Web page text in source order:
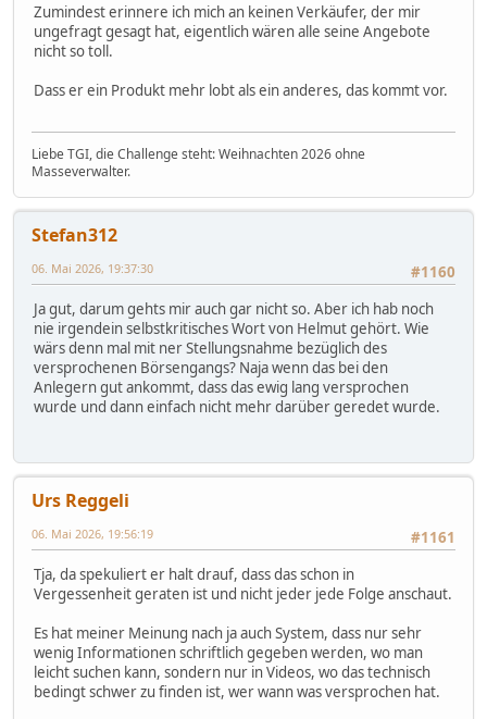
Zumindest erinnere ich mich an keinen Verkäufer, der mir
ungefragt gesagt hat, eigentlich wären alle seine Angebote
nicht so toll.
Dass er ein Produkt mehr lobt als ein anderes, das kommt vor.
Liebe TGI, die Challenge steht: Weihnachten 2026 ohne
Masseverwalter.
Stefan312
#1160
06. Mai 2026, 19:37:30
Ja gut, darum gehts mir auch gar nicht so. Aber ich hab noch
nie irgendein selbstkritisches Wort von Helmut gehört. Wie
wärs denn mal mit ner Stellungsnahme bezüglich des
versprochenen Börsengangs? Naja wenn das bei den
Anlegern gut ankommt, dass das ewig lang versprochen
wurde und dann einfach nicht mehr darüber geredet wurde.
Urs Reggeli
#1161
06. Mai 2026, 19:56:19
Tja, da spekuliert er halt drauf, dass das schon in
Vergessenheit geraten ist und nicht jeder jede Folge anschaut.
Es hat meiner Meinung nach ja auch System, dass nur sehr
wenig Informationen schriftlich gegeben werden, wo man
leicht suchen kann, sondern nur in Videos, wo das technisch
bedingt schwer zu finden ist, wer wann was versprochen hat.